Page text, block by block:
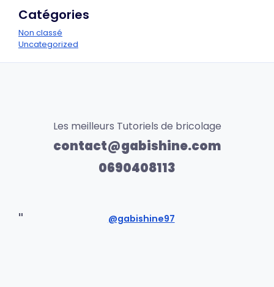
Catégories
Non classé
Uncategorized
Les meilleurs Tutoriels de bricolage
contact@gabishine.com
0690408113
@gabishine97